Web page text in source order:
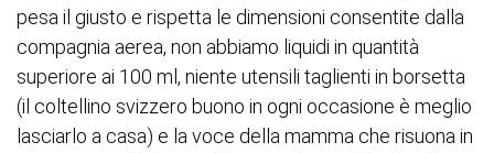
pesa il giusto e rispetta le dimensioni consentite dalla
compagnia aerea, non abbiamo liquidi in quantità
superiore ai 100 ml, niente utensili taglienti in borsetta
(il coltellino svizzero buono in ogni occasione è meglio
lasciarlo a casa) e la voce della mamma che risuona in